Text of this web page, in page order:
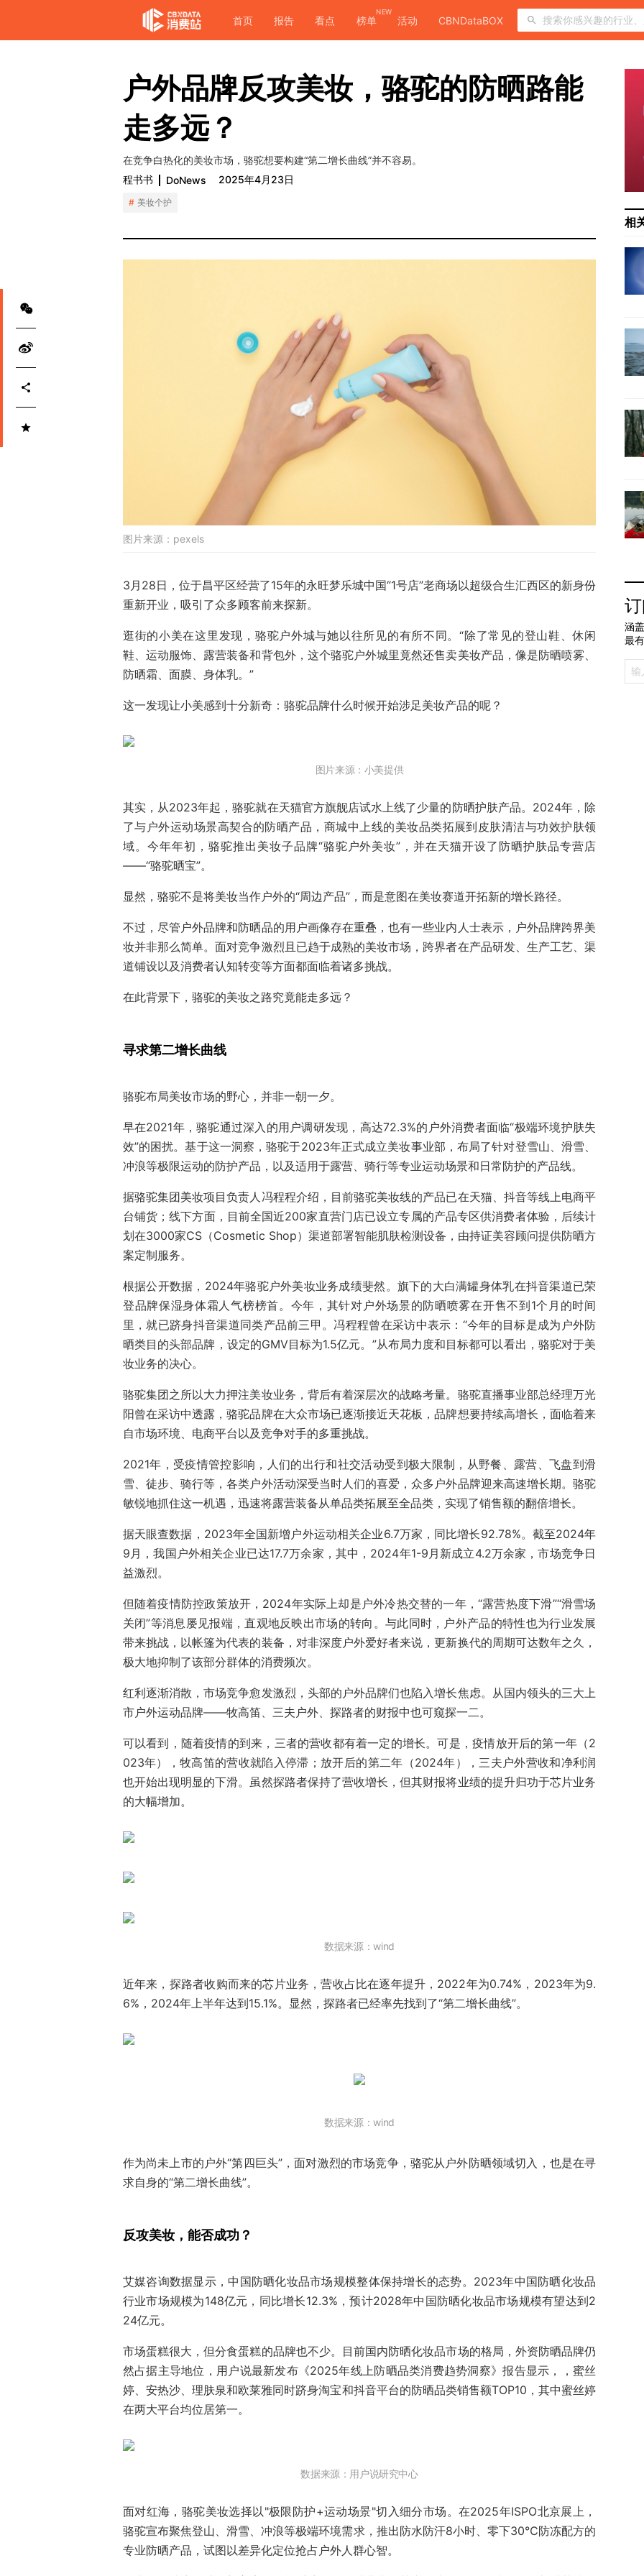
首页 报告 看点 榜单
NEW
活动 CBNDataBOX
户外品牌反攻美妆，骆驼的防晒路能
走多远？
在竞争白热化的美妆市场，骆驼想要构建“第二增长曲线”并不容易。
程书书
DoNews 2025年4月23日
美妆个护
图片来源： pexels
3月28日，位于昌平区经营了15年的永旺梦乐城中国“1号店”老商场以超级合生汇西区的新身份
重新开业，吸引了众多顾客前来探新。
逛街的小美在这里发现，骆驼户外城与她以往所见的有所不同。“除了常见的登山鞋、休闲
鞋、运动服饰、露营装备和背包外，这个骆驼户外城里竟然还售卖美妆产品，像是防晒喷雾、
防晒霜、面膜、身体乳。”
这一发现让小美感到十分新奇：骆驼品牌什么时候开始涉足美妆产品的呢？
图片来源：小美提供
其实，从2023年起，骆驼就在天猫官方旗舰店试水上线了少量的防晒护肤产品。2024年，除
了与户外运动场景高契合的防晒产品，商城中上线的美妆品类拓展到皮肤清洁与功效护肤领
域。今年年初，骆驼推出美妆子品牌“骆驼户外美妆”，并在天猫开设了防晒护肤品专营店
——“骆驼晒宝”。
显然，骆驼不是将美妆当作户外的“周边产品”，而是意图在美妆赛道开拓新的增长路径。
不过，尽管户外品牌和防晒品的用户画像存在重叠，也有一些业内人士表示，户外品牌跨界美
妆并非那么简单。面对竞争激烈且已趋于成熟的美妆市场，跨界者在产品研发、生产工艺、渠
道铺设以及消费者认知转变等方面都面临着诸多挑战。
在此背景下，骆驼的美妆之路究竟能走多远？
寻求第二增长曲线
骆驼布局美妆市场的野心，并非一朝一夕。
早在2021年，骆驼通过深入的用户调研发现，高达72.3%的户外消费者面临“极端环境护肤失
效”的困扰。基于这一洞察，骆驼于2023年正式成立美妆事业部，布局了针对登雪山、滑雪、
冲浪等极限运动的防护产品，以及适用于露营、骑行等专业运动场景和日常防护的产品线。
据骆驼集团美妆项目负责人冯程程介绍，目前骆驼美妆线的产品已在天猫、抖音等线上电商平
台铺货；线下方面，目前全国近200家直营门店已设立专属的产品专区供消费者体验，后续计
划在3000家CS（Cosmetic Shop）渠道部署智能肌肤检测设备，由持证美容顾问提供防晒方
案定制服务。
根据公开数据，2024年骆驼户外美妆业务成绩斐然。旗下的大白满罐身体乳在抖音渠道已荣
登品牌保湿身体霜人气榜榜首。今年，其针对户外场景的防晒喷雾在开售不到1个月的时间
里，就已跻身抖音渠道同类产品前三甲。冯程程曾在采访中表示：“今年的目标是成为户外防
晒类目的头部品牌，设定的GMV目标为1.5亿元。”从布局力度和目标都可以看出，骆驼对于美
妆业务的决心。
骆驼集团之所以大力押注美妆业务，背后有着深层次的战略考量。骆驼直播事业部总经理万光
阳曾在采访中透露，骆驼品牌在大众市场已逐渐接近天花板，品牌想要持续高增长，面临着来
自市场环境、电商平台以及竞争对手的多重挑战。
2021年，受疫情管控影响，人们的出行和社交活动受到极大限制，从野餐、露营、飞盘到滑
雪、徒步、骑行等，各类户外活动深受当时人们的喜爱，众多户外品牌迎来高速增长期。骆驼
敏锐地抓住这一机遇，迅速将露营装备从单品类拓展至全品类，实现了销售额的翻倍增长。
据天眼查数据，2023年全国新增户外运动相关企业6.7万家，同比增长92.78%。截至2024年
9月，我国户外相关企业已达17.7万余家，其中，2024年1-9月新成立4.2万余家，市场竞争日
益激烈。
但随着疫情防控政策放开，2024年实际上却是户外冷热交替的一年，“露营热度下滑”“滑雪场
关闭”等消息屡见报端，直观地反映出市场的转向。与此同时，户外产品的特性也为行业发展
带来挑战，以帐篷为代表的装备，对非深度户外爱好者来说，更新换代的周期可达数年之久，
极大地抑制了该部分群体的消费频次。
红利逐渐消散，市场竞争愈发激烈，头部的户外品牌们也陷入增长焦虑。从国内领头的三大上
市户外运动品牌——牧高笛、三夫户外、探路者的财报中也可窥探一二。
可以看到，随着疫情的到来，三者的营收都有着一定的增长。可是，疫情放开后的第一年（2
023年），牧高笛的营收就陷入停滞；放开后的第二年（2024年），三夫户外营收和净利润
也开始出现明显的下滑。虽然探路者保持了营收增长，但其财报将业绩的提升归功于芯片业务
的大幅增加。
数据来源：wind
近年来，探路者收购而来的芯片业务，营收占比在逐年提升，2022年为0.74%，2023年为9.
6%，2024年上半年达到15.1%。显然，探路者已经率先找到了“第二增长曲线”。
数据来源：wind
作为尚未上市的户外“第四巨头”，面对激烈的市场竞争，骆驼从户外防晒领域切入，也是在寻
求自身的“第二增长曲线”。
反攻美妆，能否成功？
艾媒咨询数据显示，中国防晒化妆品市场规模整体保持增长的态势。2023年中国防晒化妆品
行业市场规模为148亿元，同比增长12.3%，预计2028年中国防晒化妆品市场规模有望达到2
24亿元。
市场蛋糕很大，但分食蛋糕的品牌也不少。目前国内防晒化妆品市场的格局，外资防晒品牌仍
然占据主导地位，用户说最新发布《2025年线上防晒品类消费趋势洞察》报告显示，，蜜丝
婷、安热沙、理肤泉和欧莱雅同时跻身淘宝和抖音平台的防晒品类销售额TOP10，其中蜜丝婷
在两大平台均位居第一。
数据来源：用户说研究中心
面对红海，骆驼美妆选择以"极限防护+运动场景"切入细分市场。在2025年ISPO北京展上，
骆驼宣布聚焦登山、滑雪、冲浪等极端环境需求，推出防水防汗8小时、零下30℃防冻配方的
专业防晒产品，试图以差异化定位抢占户外人群心智。
相
涵
最